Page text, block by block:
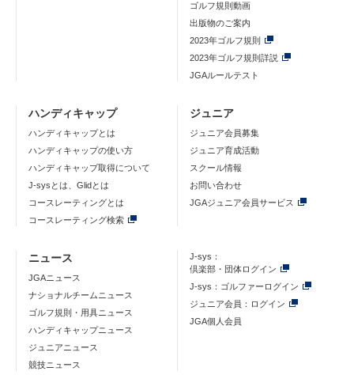
ゴルフ規則動画
出版物のご案内
2023年ゴルフ規則
2023年ゴルフ規則詳説
JGAルールテスト
ハンディキャップ
ハンディキャップとは
ハンディキャップの使い方
ハンディキャップ取得について
J-sysとは、Glidとは
コースレーティングとは
コースレーティング検索
ジュニア
ジュニア会員募集
ジュニア育成活動
スクール情報
お問い合わせ
JGAジュニア会員サービス
ニュース
JGAニュース
ナショナルチームニュース
ゴルフ規則・用具ニュース
ハンディキャップニュース
ジュニアニュース
競技ニュース
J-sys：
倶楽部・団体ログイン
J-sys：ゴルファーログイン
ジュニア会員：ログイン
JGA個人会員